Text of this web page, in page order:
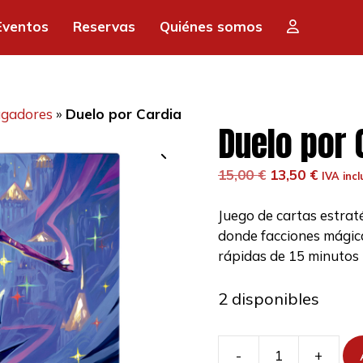
Reservas Quiénes somos
» Duelo por Cardia
Duelo por
15,00€ El
original
era:
15,00 €.
13,50 €El
actual
es:
13,50
IVA
Juego de cartas
donde facciones
rápidas de 15
2 disponibles
- +